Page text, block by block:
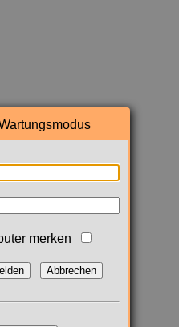
merken
Abbrechen